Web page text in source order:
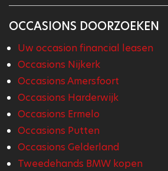
OCCASIONS DOORZOEKEN
Uw occasion financial leasen
Occasions Nijkerk
Occasions Amersfoort
Occasions Harderwijk
Occasions Ermelo
Occasions Putten
Occasions Gelderland
Tweedehands BMW kopen